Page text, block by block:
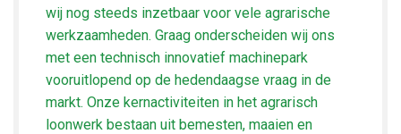
wij nog steeds inzetbaar voor vele agrarische
werkzaamheden. Graag onderscheiden wij ons
met een technisch innovatief machinepark
vooruitlopend op de hedendaagse vraag in de
markt. Onze kernactiviteiten in het agrarisch
loonwerk bestaan uit bemesten, maaien en